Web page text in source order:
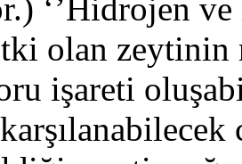
‘’Hidrojen
olan zeytinin
işareti